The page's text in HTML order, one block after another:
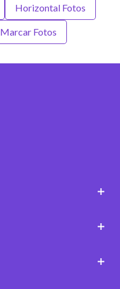
Horizontal Fotos
Marcar Fotos